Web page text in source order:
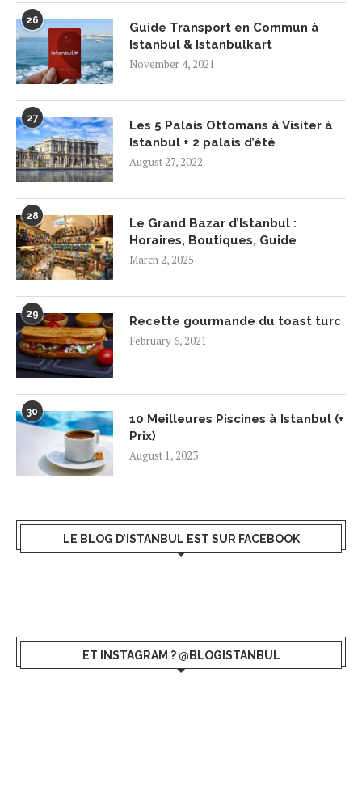
26
Guide Transport en Commun à
Istanbul & Istanbulkart
November 4, 2021
27
Les 5 Palais Ottomans à Visiter à
Istanbul + 2 palais d’été
August 27, 2022
28
Le Grand Bazar d’Istanbul :
Horaires, Boutiques, Guide
March 2, 2025
29
Recette gourmande du toast turc
February 6, 2021
30
10 Meilleures Piscines à Istanbul (+
Prix)
August 1, 2023
LE BLOG D’ISTANBUL EST SUR FACEBOOK
ET INSTAGRAM ? @BLOGISTANBUL